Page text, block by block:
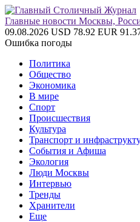
Главные новости Москвы,
09.08.2026 USD 78.92 EUR
Ошибка погоды
Политика
Общество
Экономика
В мире
Спорт
Происшествия
Культура
Транспорт и
События и Афиша
Экология
Люди Москвы
Интервью
Тренды
Хранители
Еще